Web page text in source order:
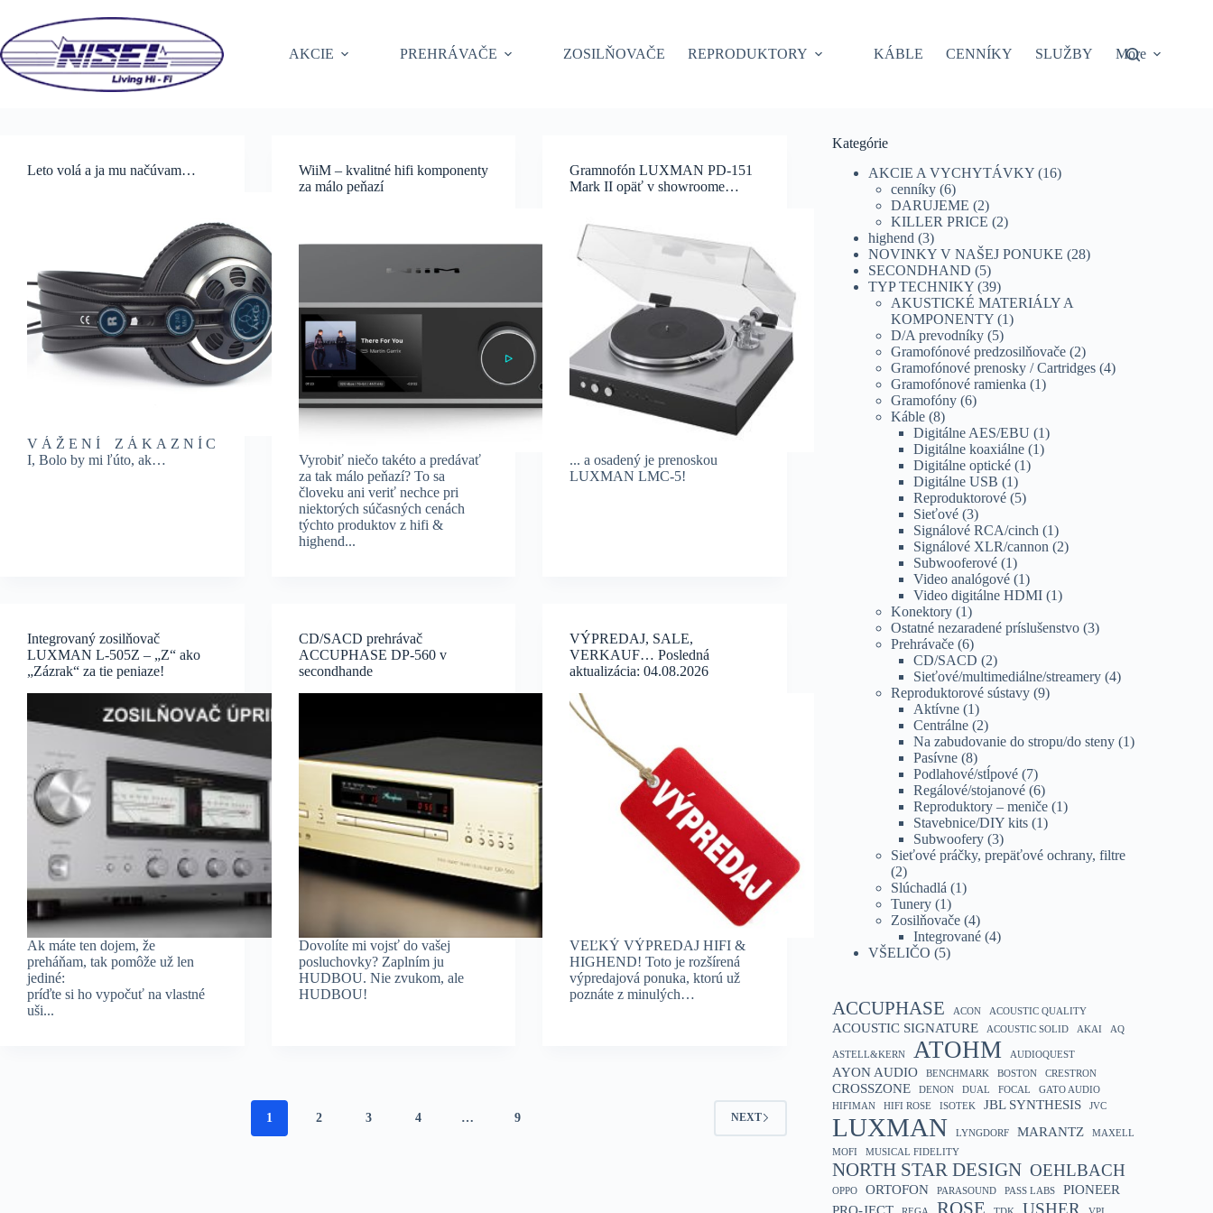
content
AKCIE
PREHRÁVAČE ZOSILŇOVAČE REPRODUKTORY KÁBLE CENNÍKY SLUŽBY More
Leto volá a ja mu načúvam…
V Á Ž E N Í Z Á K A Z N Í C
I, Bolo by mi ľúto, ak…
WiiM – kvalitné hifi komponenty
za málo peňazí
Vyrobiť niečo takéto a predávať
za tak málo peňazí? To sa
človeku ani veriť nechce pri
niektorých súčasných cenách
týchto produktov z hifi &
highend...
Gramnofón LUXMAN PD-151
Mark II opäť v showroome…
... a osadený je prenoskou
LUXMAN LMC-5!
Integrovaný zosilňovač
LUXMAN L-505Z – „Z“ ako
„Zázrak“ za tie peniaze!
Ak máte ten dojem, že
preháňam, tak pomôže už len
jediné:
príďte si ho vypočuť na vlastné
uši...
CD/SACD prehrávač
ACCUPHASE DP-560 v
secondhande
Dovolíte mi vojsť do vašej
posluchovky? Zaplním ju
HUDBOU. Nie zvukom, ale
HUDBOU!
VÝPREDAJ, SALE,
VERKAUF… Posledná
aktualizácia: 04.08.2026
VEĽKÝ VÝPREDAJ HIFI &
HIGHEND! Toto je rozšírená
výpredajová ponuka, ktorú už
poznáte z minulých…
1 2 3 4 … 9 NEXT
Kategórie
AKCIE A VYCHYTÁVKY (16)
cenníky (6)
DARUJEME (2)
KILLER PRICE (2)
highend (3)
NOVINKY V NAŠEJ PONUKE (28)
SECONDHAND (5)
TYP TECHNIKY (39)
AKUSTICKÉ MATERIÁLY A
KOMPONENTY (1)
D/A prevodníky (5)
Gramofónové predzosilňovače (2)
Gramofónové prenosky / Cartridges (4)
Gramofónové ramienka (1)
Gramofóny (6)
Káble (8)
Digitálne AES/EBU (1)
Digitálne koaxiálne (1)
Digitálne optické (1)
Digitálne USB (1)
Reproduktorové (5)
Sieťové (3)
Signálové RCA/cinch (1)
Signálové XLR/cannon (2)
Subwooferové (1)
Video analógové (1)
Video digitálne HDMI (1)
Konektory (1)
Ostatné nezaradené príslušenstvo (3)
Prehrávače (6)
CD/SACD (2)
Sieťové/multimediálne/streamery (4)
Reproduktorové sústavy (9)
Aktívne (1)
Centrálne (2)
Na zabudovanie do stropu/do steny (1)
Pasívne (8)
Podlahové/stĺpové (7)
Regálové/stojanové (6)
Reproduktory – meniče (1)
Stavebnice/DIY kits (1)
Subwoofery (3)
Sieťové práčky, prepäťové ochrany, filtre
(2)
Slúchadlá (1)
Tunery (1)
Zosilňovače (4)
Integrované (4)
VŠELIČO (5)
ACCUPHASE ACON ACOUSTIC QUALITY
ACOUSTIC SIGNATURE ACOUSTIC SOLID AKAI AQ
ASTELL&KERN ATOHM AUDIOQUEST
AYON AUDIO BENCHMARK BOSTON CRESTRON
CROSSZONE DENON DUAL FOCAL
GATO AUDIO
HIFIMAN
HIFI ROSE ISOTEK JBL SYNTHESIS JVC
LUXMAN LYNGDORF MARANTZ
MAXELL
MOFI
MUSICAL FIDELITY
NORTH STAR DESIGN OEHLBACH
OPPO ORTOFON PARASOUND PASS LABS
PIONEER
PRO-JECT
ROSE USHER